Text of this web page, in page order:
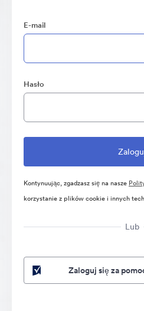
E-mail
Hasło
Kontynuując, zgadzasz się na nasze
korzystanie z plików cookie i innych
Lub
Zaloguj się za